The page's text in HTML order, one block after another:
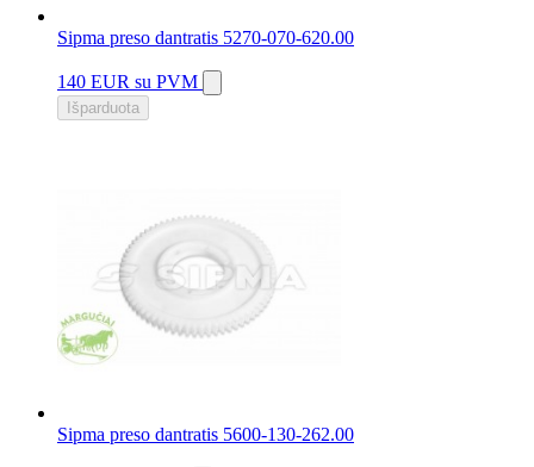
Sipma preso dantratis 5270-070-620.00
140 EUR su PVM
Išparduota
Sipma preso dantratis 5600-130-262.00